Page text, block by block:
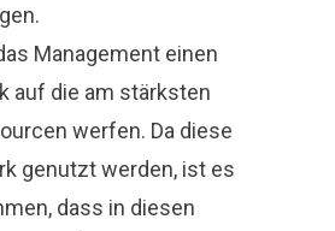
Management einen
auf die am stärksten
werfen. Da diese
genutzt werden, ist es
dass in diesen